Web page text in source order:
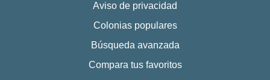
Aviso de privacidad
Colonias populares
Búsqueda avanzada
Compara tus favoritos